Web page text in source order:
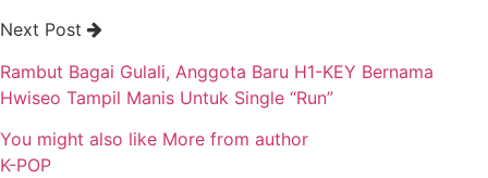
Next Post
Rambut Bagai Gulali, Anggota Baru H1-KEY Bernama
Hwiseo Tampil Manis Untuk Single “Run”
You might also like More from author
K-POP